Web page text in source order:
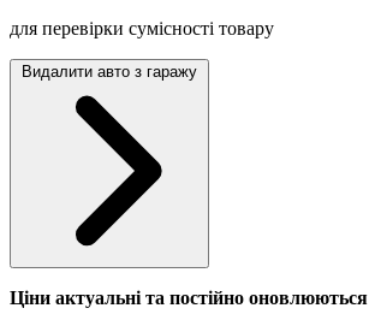
для перевірки сумісності товару
Видалити авто з гаражу
Ціни актуальні та постійно оновлюються